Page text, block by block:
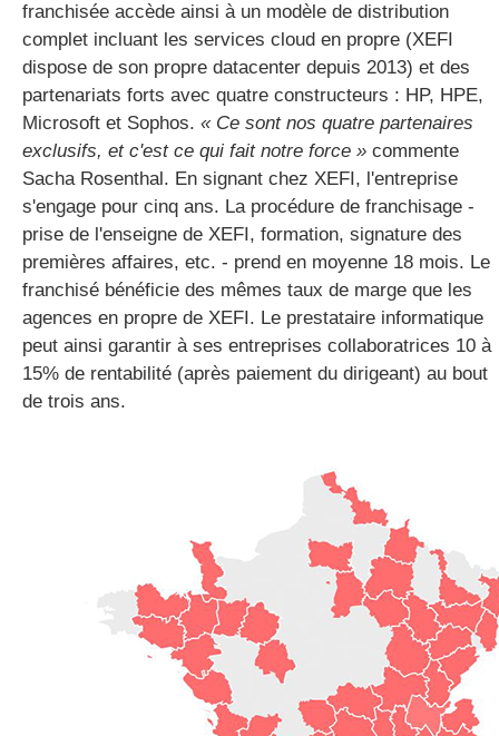
franchisée accède ainsi à un modèle de distribution
complet incluant les services cloud en propre (XEFI
dispose de son propre datacenter depuis 2013) et des
partenariats forts avec quatre constructeurs : HP, HPE,
Microsoft et Sophos. « Ce sont nos quatre partenaires
exclusifs, et c'est ce qui fait notre force » commente
Sacha Rosenthal. En signant chez XEFI, l'entreprise
s'engage pour cinq ans. La procédure de franchisage -
prise de l'enseigne de XEFI, formation, signature des
premières affaires, etc. - prend en moyenne 18 mois. Le
franchisé bénéficie des mêmes taux de marge que les
agences en propre de XEFI. Le prestataire informatique
peut ainsi garantir à ses entreprises collaboratrices 10 à
15% de rentabilité (après paiement du dirigeant) au bout
de trois ans.